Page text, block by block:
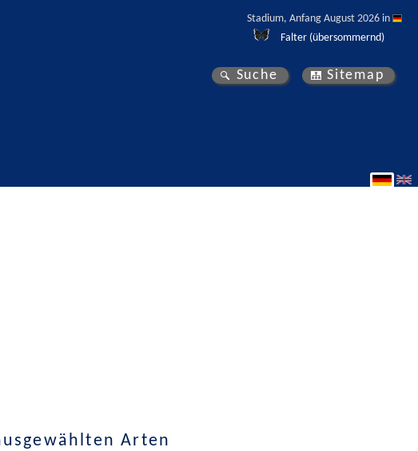
Stadium, Anfang August 2026 in
Falter (übersommernd)
Suche Sitemap
Arten